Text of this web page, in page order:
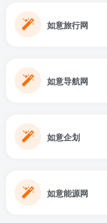
如意旅行网
如意导航网
如意企划
如意能源网